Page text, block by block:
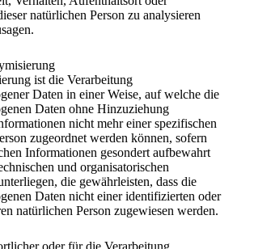
natürlichen Person zu analysieren
ist die Verarbeitung
Daten in einer Weise, auf welche die
Daten ohne Hinzuziehung
nicht mehr einer spezifischen
zugeordnet werden können, sofern
Informationen gesondert aufbewahrt
und organisatorischen
die gewährleisten, dass die
Daten nicht einer identifizierten oder
natürlichen Person zugewiesen werden.